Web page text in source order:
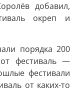
добавил,
окреп и
порядка 200
фестиваль —
фестивали
от каких-то